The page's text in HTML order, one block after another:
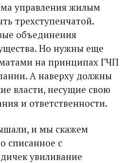
управления жилым
трехступенчатой.
объединения
Но нужны еще
на принципах ГЧП
А наверху должны
власти, несущие свою
и ответственности.
и мы скажем
списанное с
увиливание